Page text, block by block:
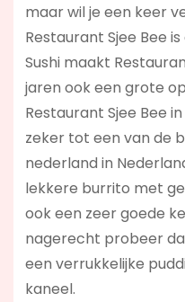
maar wil je een keer
Restaurant Sjee Bee
Sushi maakt
jaren ook een grote
Restaurant Sjee Bee
zeker tot een van de
nederland in
lekkere burrito met
ook een zeer goede
nagerecht probeer
een verrukkelijke
kaneel.